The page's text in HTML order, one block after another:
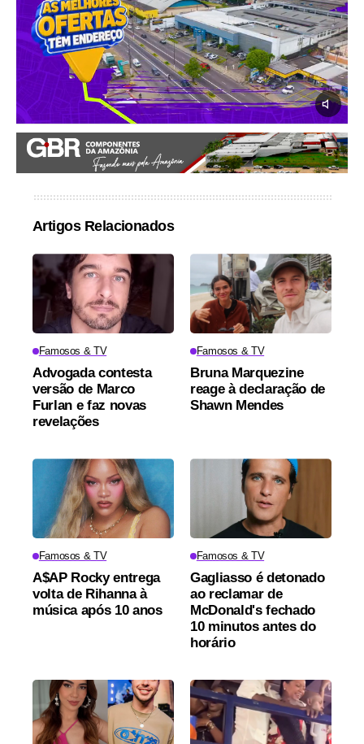
Artigos Relacionados
Famosos & TV
Advogada contesta
versão de Marco
Furlan e faz novas
revelações
Famosos & TV
Bruna Marquezine
reage à declaração de
Shawn Mendes
Famosos & TV
A$AP Rocky entrega
volta de Rihanna à
música após 10 anos
Famosos & TV
Gagliasso é detonado
ao reclamar de
McDonald's fechado
10 minutos antes do
horário